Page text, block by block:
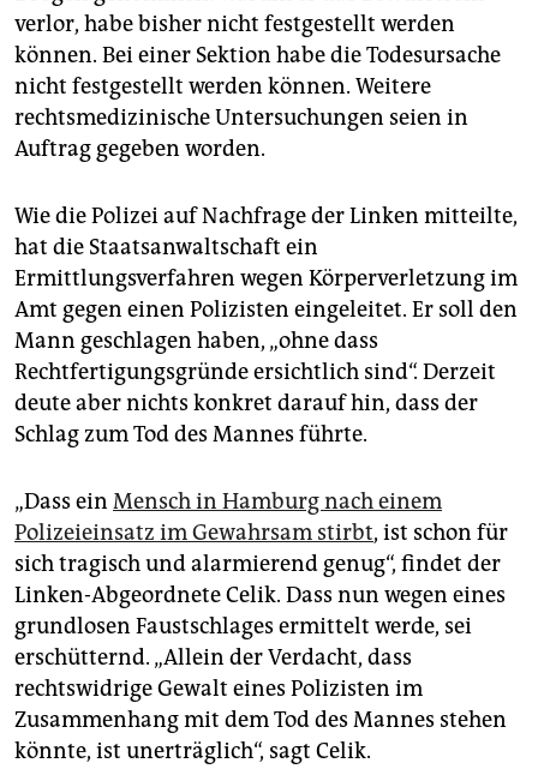
verlor, habe bisher nicht festgestellt werden
können. Bei einer Sektion habe die Todesursache
nicht festgestellt werden können. Weitere
rechtsmedizinische Untersuchungen seien in
Auftrag gegeben worden.
Wie die Polizei auf Nachfrage der Linken mitteilte,
hat die Staatsanwaltschaft ein
Ermittlungsverfahren wegen Körperverletzung im
Amt gegen einen Polizisten eingeleitet. Er soll den
Mann geschlagen haben, „ohne dass
Rechtfertigungsgründe ersichtlich sind“. Derzeit
deute aber nichts konkret darauf hin, dass der
Schlag zum Tod des Mannes führte.
„Dass ein Mensch in Hamburg nach einem
Polizeieinsatz im Gewahrsam stirbt, ist schon für
sich tragisch und alarmierend genug“, findet der
Linken-Abgeordnete Celik. Dass nun wegen eines
grundlosen Faustschlages ermittelt werde, sei
erschütternd. „Allein der Verdacht, dass
rechtswidrige Gewalt eines Polizisten im
Zusammenhang mit dem Tod des Mannes stehen
könnte, ist unerträglich“, sagt Celik.